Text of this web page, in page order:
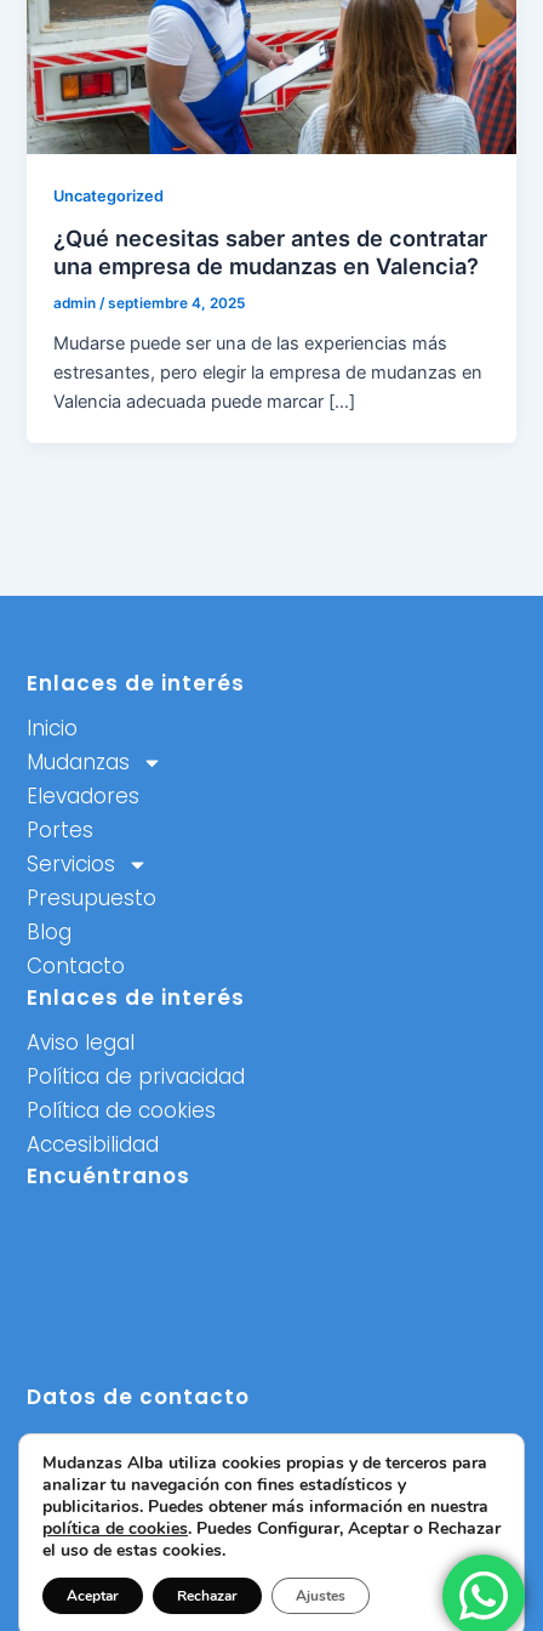
Uncategorized
¿Qué necesitas saber antes de contratar
una empresa de mudanzas en Valencia?
admin /septiembre 4, 2025
Mudarse puede ser una de las experiencias más
estresantes, pero elegir la empresa de mudanzas en
Valencia adecuada puede marcar […]
Enlaces de interés
Inicio
Mudanzas
Elevadores
Portes
Servicios
Presupuesto
Blog
Contacto
Enlaces de interés
Aviso legal
Política de privacidad
Política de cookies
Accesibilidad
Encuéntranos
Datos de contacto
info@mudanzasalbavalencia.com
633 07 26 92
672 78 83 83
Mudanzas Alba utiliza cookies propias y de terceros para
analizar tu navegación con fines estadísticos y
publicitarios. Puedes obtener más información en nuestra
política de cookies. Puedes Configurar, Aceptar o Rechazar
el uso de estas cookies.
Aceptar Rechazar Ajustes